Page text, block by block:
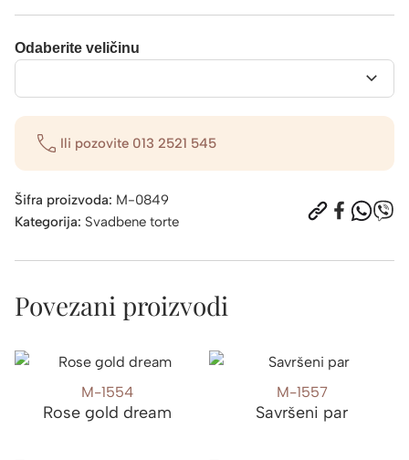
Odaberite veličinu
Ili pozovite 013 2521 545
Šifra proizvoda: M-0849
Kategorija: Svadbene torte
Povezani proizvodi
M-1554
Rose gold dream
M-1557
Savršeni par